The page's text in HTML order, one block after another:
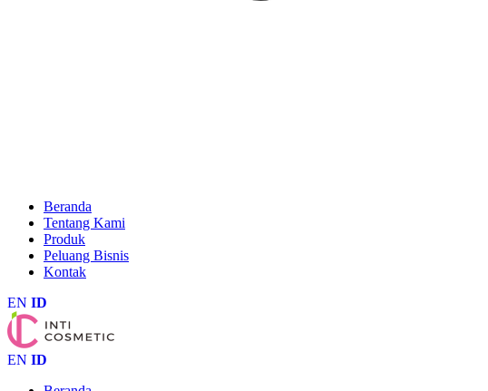
Beranda
Tentang Kami
Produk
Peluang Bisnis
Kontak
EN ID
EN ID